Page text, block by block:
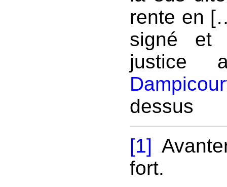
rente en
signé et
justice
dessus
[1]
fort.